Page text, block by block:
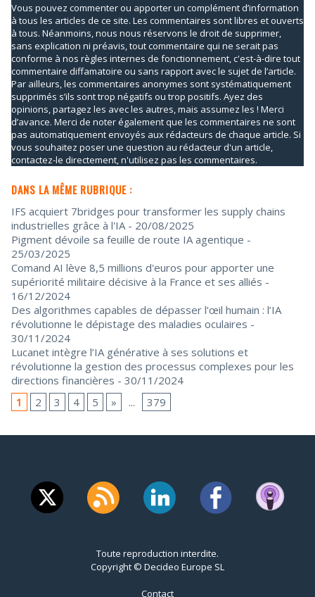
Vous pouvez commenter ou apporter un complément d’information
à tous les articles de ce site. Les commentaires sont libres et ouverts
à tous. Néanmoins, nous nous réservons le droit de supprimer,
sans explication ni préavis, tout commentaire qui ne serait pas
conforme à nos règles internes de fonctionnement, c'est-à-dire tout
commentaire diffamatoire ou sans rapport avec le sujet de l’article.
Par ailleurs, les commentaires anonymes sont systématiquement
supprimés s’ils sont trop négatifs ou trop positifs. Ayez des
opinions, partagez les avec les autres, mais assumez les ! Merci
d’avance. Merci de noter également que les commentaires ne sont
pas automatiquement envoyés aux rédacteurs de chaque article. Si
vous souhaitez poser une question au rédacteur d'un article,
contactez-le directement, n'utilisez pas les commentaires.
DANS LA MÊME RUBRIQUE :
IFS acquiert 7bridges pour transformer les supply chains
industrielles grâce à l'IA - 20/08/2025
Pigment dévoile sa feuille de route IA agentique -
25/03/2025
Comand AI lève 8,5 millions d'euros pour apporter une
supériorité militaire décisive à la France et ses alliés -
16/12/2024
Des algorithmes capables de dépasser l’œil humain : l’IA
révolutionne le dépistage des maladies oculaires -
30/11/2024
Lucanet intègre l’IA générative à ses solutions et
révolutionne la gestion des processus complexes pour les
directions financières - 30/11/2024
1
2 3 4 5 » ... 379
Toute reproduction interdite.
Copyright © Decideo Europe SL
Contact